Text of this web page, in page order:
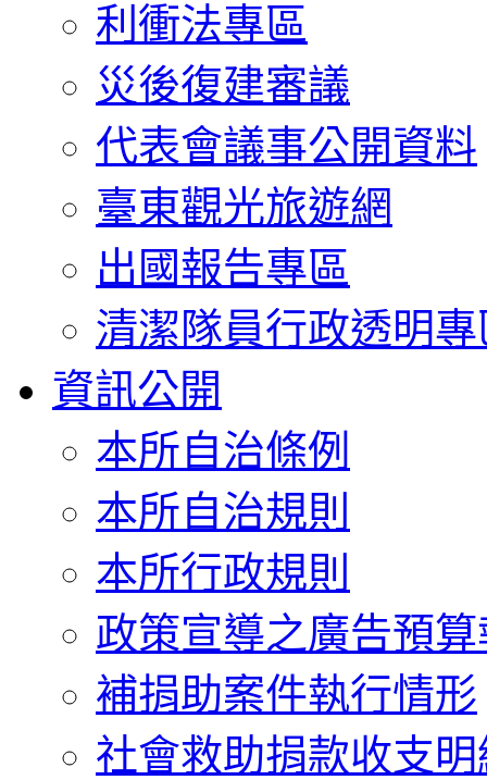
利衝法專區
災後復建審議
代表會議事公開資料
臺東觀光旅遊網
出國報告專區
清潔隊員行政透明專
資訊公開
本所自治條例
本所自治規則
本所行政規則
政策宣導之廣告預
補捐助案件執行情形
社會救助捐款收支明